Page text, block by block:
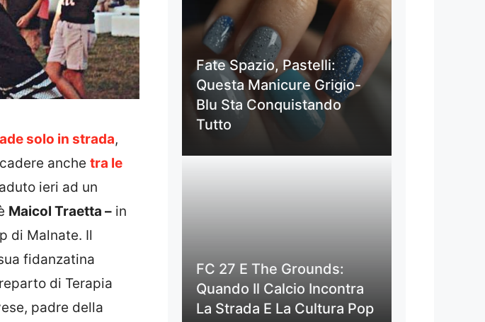
solo in strada,
anche tra le
ieri ad un
Maicol Traetta – in
di Malnate. Il
fidanzatina
di Terapia
padre della
Fate Spazio, Pastelli:
Questa Manicure Grigio-
Blu Sta Conquistando
Tutto
FC 27 E The Grounds:
Quando Il Calcio Incontra
La Strada E La Cultura Pop